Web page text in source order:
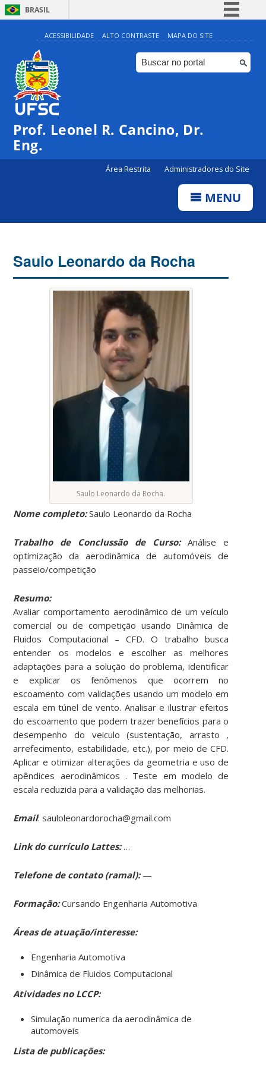
BRASIL
Simplifique!
Comunica BR
Participe
Canais
ACESSIBILIDADE ALTO CONTRASTE MAPA DO SITE
Prof. Leonel R. Cancino, Dr.
Eng.
Área Restrita Administradores do Site
MENU
Saulo Leonardo da Rocha
Saulo Leonardo da Rocha.
Nome completo:Saulo Leonardo da Rocha
Trabalho de Conclussão de Curso:Análise e
optimização da aerodinâmica de automóveis de
passeio/competição
Resumo:
Avaliar comportamento aerodinâmico de um veículo
comercial ou de competição usando Dinâmica de
Fluidos Computacional – CFD. O trabalho busca
entender os modelos e escolher as melhores
adaptações para a solução do problema, identificar
e explicar os fenômenos que ocorrem no
escoamento com validações usando um modelo em
escala em túnel de vento. Analisar e ilustrar efeitos
do escoamento que podem trazer benefícios para o
desempenho do veiculo (sustentação, arrasto ,
arrefecimento, estabilidade, etc.), por meio de CFD.
Aplicar e otimizar alterações da geometria e uso de
apêndices aerodinâmicos . Teste em modelo de
escala reduzida para a validação das melhorias.
Email: sauloleonardorocha@gmail.com
Link do currículo Lattes:…
Telefone de contato (ramal):—
Formação:Cursando Engenharia Automotiva
Áreas de atuação/interesse:
Engenharia Automotiva
Dinâmica de Fluidos Computacional
Atividades no LCCP:
Simulação numerica da aerodinâmica de
automoveis
Lista de publicações: